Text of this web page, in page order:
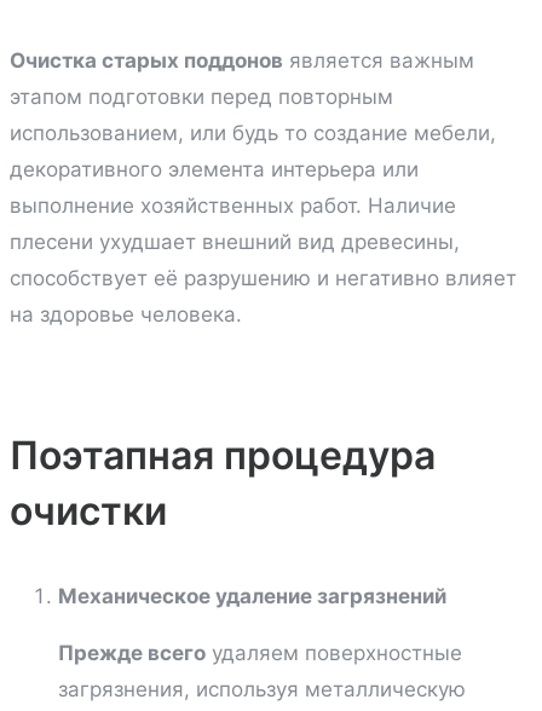
Очистка старых поддонов является важным
этапом подготовки перед повторным
использованием, или будь то создание мебели,
декоративного элемента интерьера или
выполнение хозяйственных работ. Наличие
плесени ухудшает внешний вид древесины,
способствует её разрушению и негативно влияет
на здоровье человека.
Поэтапная процедура
очистки
Механическое удаление загрязнений
Прежде всего удаляем поверхностные
загрязнения, используя металлическую